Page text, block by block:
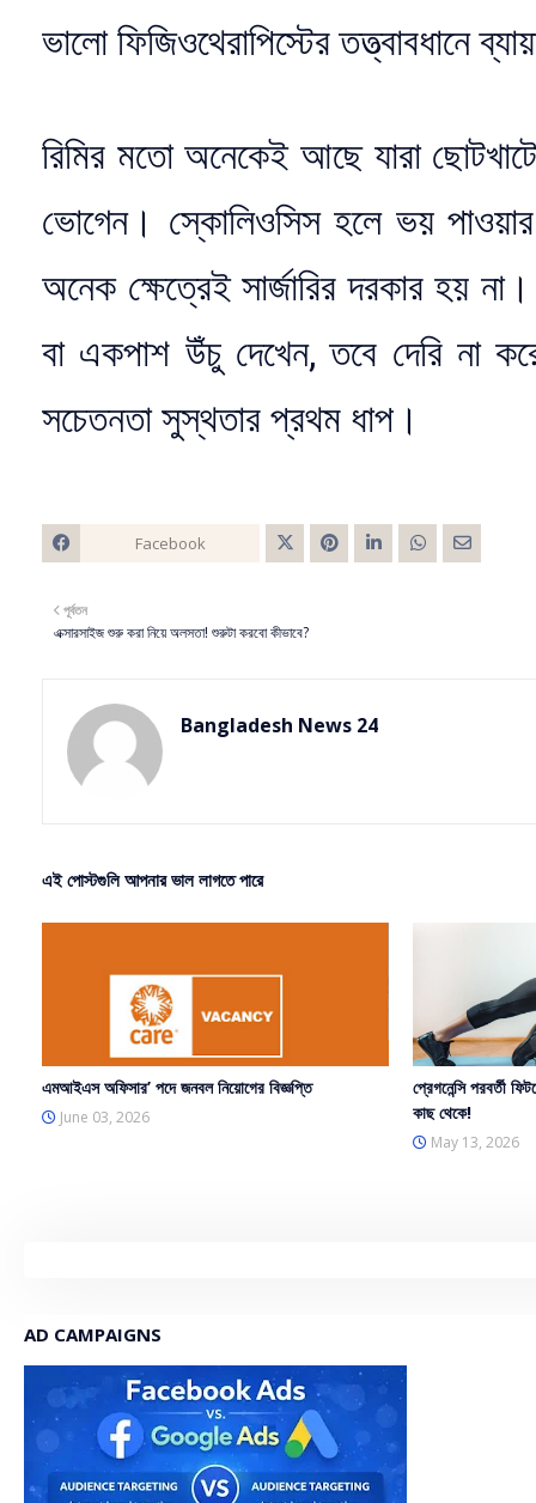
ভালো ফিজিওথেরাপিস্টের তত্ত্বাবধানে
রিমির মতো অনেকেই আছে যারা
ভোগেন। স্কোলিওসিস হলে ভয়
অনেক ক্ষেত্রেই সার্জারির দরকার হয়
বা একপাশ উঁচু দেখেন, তবে দেরি না
সচেতনতা সুস্থতার প্রথম ধাপ।
Facebook
পূর্বতন
এক্সারসাইজ শুরু করা নিয়ে অলসতা! শুরুটা করবো কীভাবে?
Bangladesh News 24
এই পোস্টগুলি আপনার ভাল লাগতে পারে
এমআইএস অফিসার’ পদে জনবল নিয়োগের বিজ্ঞপ্তি
June 03, 2026
প্রেগনেন্সি পরবর্তী
কাছ থেকে!
May 13, 2026
AD CAMPAIGNS